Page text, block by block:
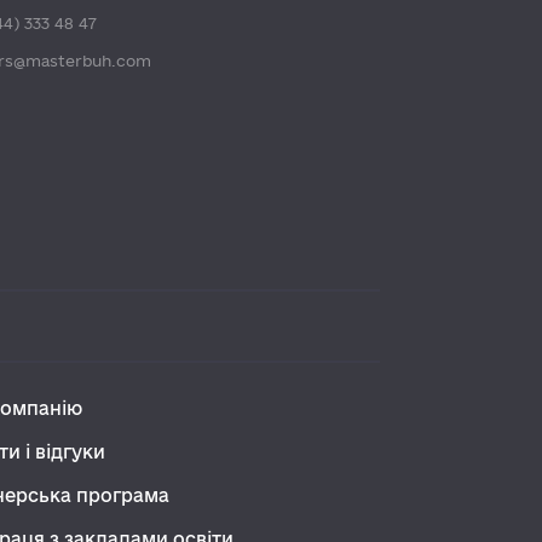
333 48 47
і відгуки
програма